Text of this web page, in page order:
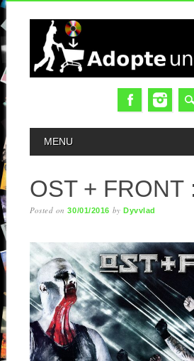
MAIN MENU
MENU
OST + FRONT
Posted on30/01/2016 byDyvvlad